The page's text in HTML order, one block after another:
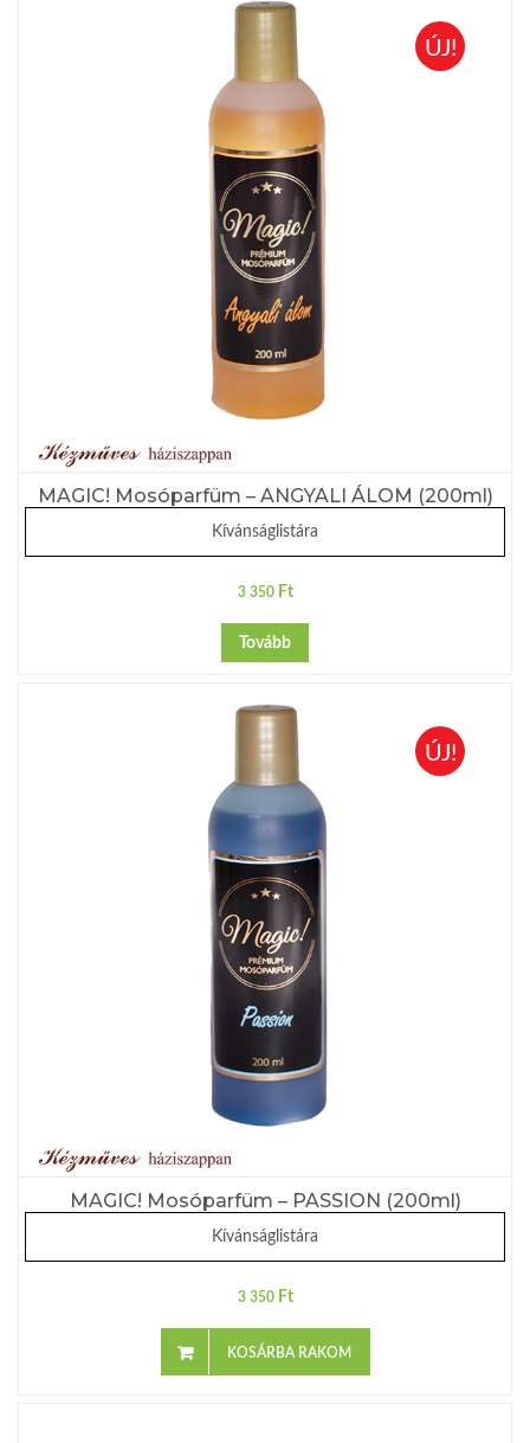
ÚJ!
MAGIC! Mosóparfüm – ANGYALI ÁLOM (200ml)
Kívánságlistára
3 350 Ft
Tovább
ÚJ!
MAGIC! Mosóparfüm – PASSION (200ml)
Kívánságlistára
3 350 Ft
KOSÁRBA RAKOM